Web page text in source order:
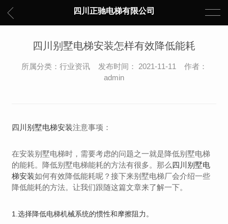
四川正驰电梯有限公司
四川别墅电梯安装怎样有效降低能耗
所属分类：行业资讯 发布时间： 2021-11-11 作者：
admin
四川别墅电梯安装注意事项：
在安装别墅电梯时，需要考虑的问题之一就是降低别墅电梯
的能耗。降低别墅电梯能耗的方法有很多。那么四川别墅电
梯安装如何有效降低能耗呢？接下来别墅电梯厂会介绍一些
降低能耗的方法。让我们跟随这篇文章来了解一下。
1.选择降低电梯机械系统的惯性和摩擦阻力。